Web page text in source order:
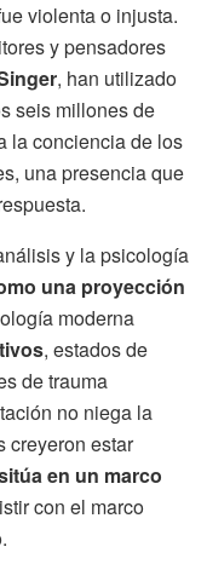
violenta o injusta.
y pensadores
, han utilizado
seis millones de
la conciencia de los
una presencia que
y la psicología
una proyección
moderna
, estados de
de trauma
no niega la
creyeron estar
en un marco
con el marco